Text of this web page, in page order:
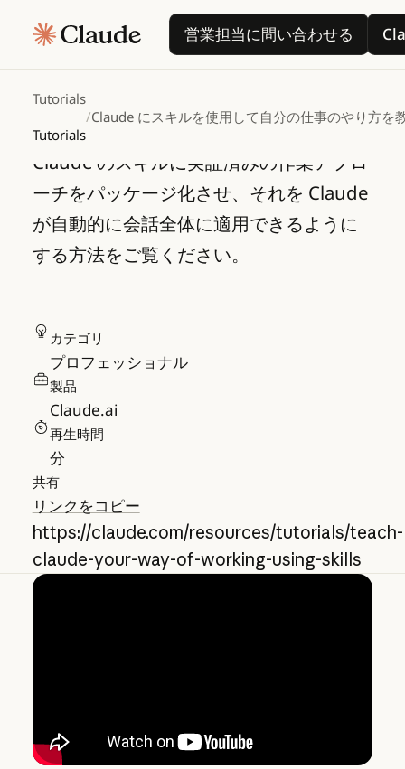
営業担当に問い合わせる
営業担当に問い合わ
Tutorials
Tutorials
/Claude にスキルを使用して自分の仕事のやり方を
Claude にスキルを使
用して自分の仕事のや
り方を教える
Claude のスキルに実証済みの作業アプロ
ーチをパッケージ化させ、それを Claude
が自動的に会話全体に適用できるように
する方法をご覧ください。
カテゴリ
プロフェッショナル
製品
Claude.ai
再生時間
分
共有
リンクをコピー
https://claude.com/resources/tutorials/teach-
claude-your-way-of-working-using-skills